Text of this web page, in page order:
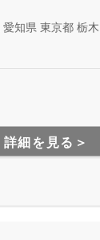
愛知県 東京都 栃木
詳細を見る＞